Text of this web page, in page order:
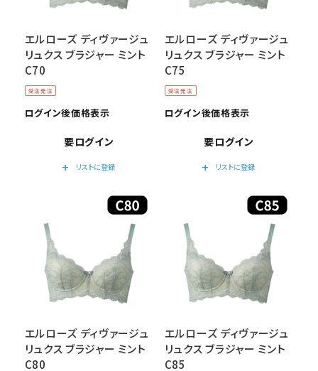
受注発注
エルローズ ディヴァージュ
リュクス ブラジャー ミント
C70
ログイン後価格表示
要ログイン
add
リストに登録
受注発注
エルローズ ディヴァージュ
リュクス ブラジャー ミント
C75
ログイン後価格表示
要ログイン
add
リストに登録
エルローズ ディヴァージュ
リュクス ブラジャー ミント
C80
エルローズ ディヴァージュ
リュクス ブラジャー ミント
C85